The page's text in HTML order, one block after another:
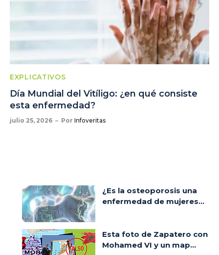
EXPLICATIVOS
Día Mundial del Vitíligo: ¿en qué consiste
esta enfermedad?
julio 25, 2026 Por Infoveritas
¿Es la osteoporosis una
enfermedad de mujeres...
Esta foto de Zapatero con
Mohamed VI y un map...